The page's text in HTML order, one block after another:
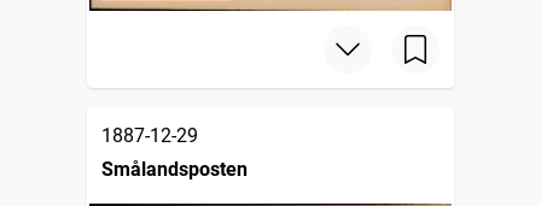
1887-12-29
Smålandsposten